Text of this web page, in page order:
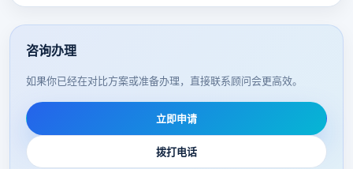
咨询办理
如果你已经在对比方案或准备办理，直接联系顾问会更高效。
立即申请
拨打电话